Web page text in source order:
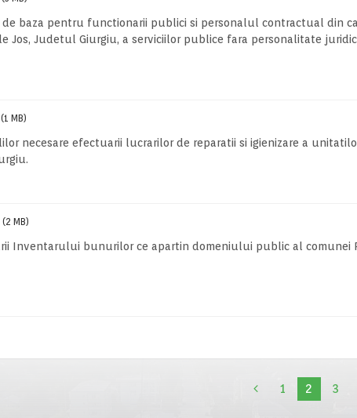
de baza pentru functionarii publici si personalul contractual din
Jos, Judetul Giurgiu, a serviciilor publice fara personalitate
(1 MB)
necesare efectuarii lucrarilor de reparatii si igienizare a
(2 MB)
Inventarului bunurilor ce apartin domeniului public al comunei
1 2 3